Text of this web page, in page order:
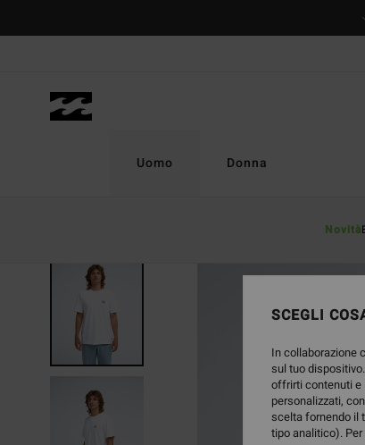
prodotto
Uomo
Novità
Donna
SCEGLI
In collaborazione
sul tuo
offrirti contenuti e
personalizzati,
scelta fornendo il
tipo analitico).